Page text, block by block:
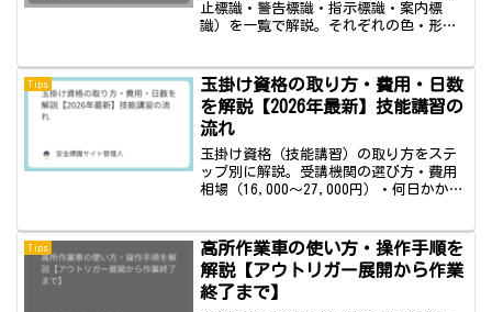
止標識・警告標識・指示標識・案内標
識）を一覧で解説。それぞれの色・形・
Tips
玉掛け資格の取り方・費用・日数
を解説【2026年最新】技能講習の
流れ
玉掛け資格（技能講習）の取り方をステ
ップ別に解説。受講機関の選び方・費用
相場（16,000〜27,000円）・何日かかる
た。
Tips
高所作業車の使い方・操作手順を
解説【アウトリガー展開から作業
終了まで】